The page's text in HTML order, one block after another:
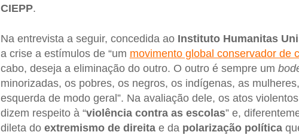
CIEPP.
Na entrevista a seguir, concedida ao Instituto Humanitas
a crise a estímulos de “um movimento global conservador de
cabo, deseja a eliminação do outro. O outro é sempre um
minorizadas, os pobres, os negros, os indígenas, as
esquerda de modo geral”. Na avaliação dele, os atos
dizem respeito à “violência contra as escolas” e,
dileta do extremismo de direitae da polarização política